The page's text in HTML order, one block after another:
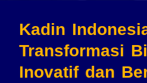
Kadin
Transformasi
Inovatif dan